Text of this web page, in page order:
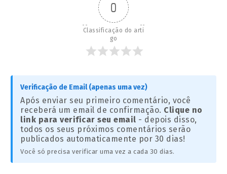
0
Classificação do arti
go
Verificação de Email (apenas uma vez)
Após enviar seu primeiro comentário, você
receberá um email de confirmação. Clique no
link para verificar seu email - depois disso,
todos os seus próximos comentários serão
publicados automaticamente por 30 dias!
Você só precisa verificar uma vez a cada 30 dias.